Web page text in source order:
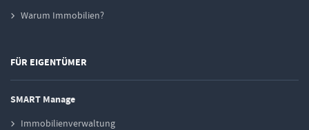
Warum Immobilien?
FÜR EIGENTÜMER
SMART Manage
Immobilienverwaltung